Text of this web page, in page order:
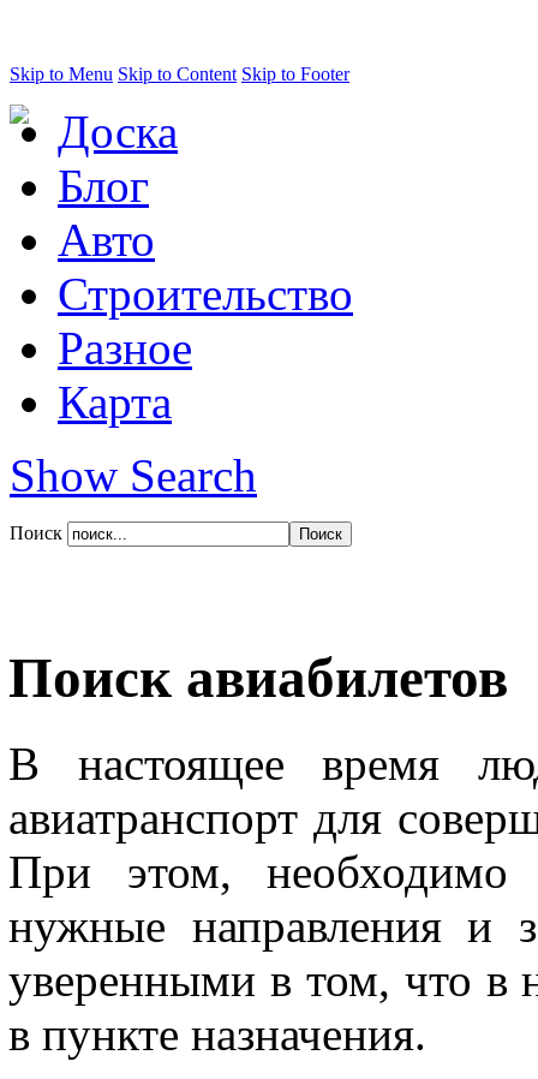
Skip to Menu Skip to Content Skip to Footer
Доска
Блог
Авто
Строительство
Разное
Карта
Show Search
Поиск
Поиск авиабилетов
В настоящее время
авиатранспорт для
При этом, необходимо
нужные направления и
уверенными в том, что в
в пункте назначения.